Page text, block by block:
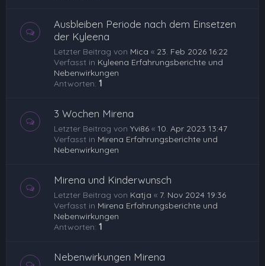
Ausbleiben Periode nach dem Einsetzen
der Kyleena
Letzter Beitrag von Mica « 23. Feb 2026 16:22
Verfasst in Kyleena Erfahrungsberichte und
Nebenwirkungen
Antworten: 1
3 Wochen Mirena
Letzter Beitrag von Yvi86 « 10. Apr 2023 13:47
Verfasst in Mirena Erfahrungsberichte und
Nebenwirkungen
Mirena und Kinderwunsch
Letzter Beitrag von Katja « 7. Nov 2024 19:36
Verfasst in Mirena Erfahrungsberichte und
Nebenwirkungen
Antworten: 1
Nebenwirkungen Mirena